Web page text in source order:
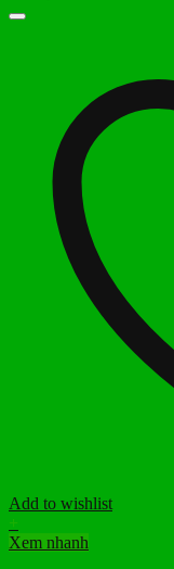
Add to wishlist
+
Xem nhanh